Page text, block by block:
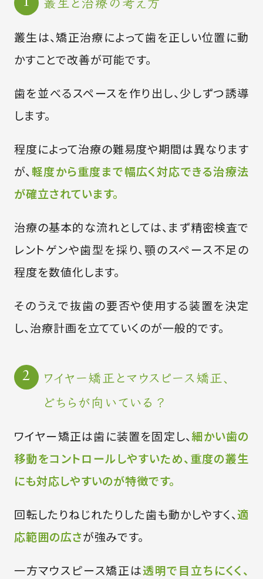
叢生と治療の考え方
叢生は、矯正治療によって歯を正しい位置に動
かすことで改善が可能です。
歯を並べるスペースを作り出し、少しずつ誘導
します。
程度によって治療の難易度や期間は異なります
が、軽度から重度まで幅広く対応できる治療法
が確立されています。
治療の基本的な流れとしては、まず精密検査で
レントゲンや歯型を採り、顎のスペース不足の
程度を数値化します。
そのうえで抜歯の要否や使用する装置を決定
し、治療計画を立てていくのが一般的です。
ワイヤー矯正とマウスピース矯正、
どちらが向いている？
ワイヤー矯正は歯に装置を固定し、細かい歯の
移動をコントロールしやすいため、重度の叢生
にも対応しやすいのが特徴です。
回転したりねじれたりした歯も動かしやすく、適
応範囲の広さが強みです。
一方マウスピース矯正は透明で目立ちにくく、